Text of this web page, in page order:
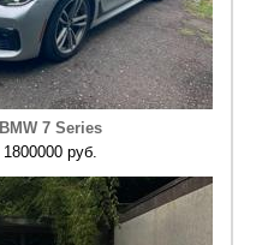
BMW 7 Series
1800000 руб.